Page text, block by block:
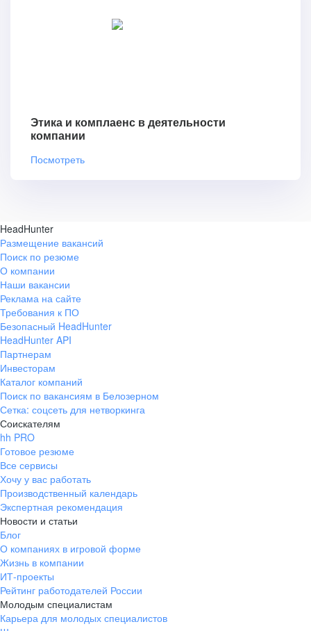
Этика и комплаенс в деятельности
компании
Посмотреть
HeadHunter
Размещение вакансий
Поиск по резюме
О компании
Наши вакансии
Реклама на сайте
Требования к ПО
Безопасный HeadHunter
HeadHunter API
Партнерам
Инвесторам
Каталог компаний
Поиск по вакансиям в Белозерном
Сетка: соцсеть для нетворкинга
Соискателям
hh PRO
Готовое резюме
Все сервисы
Хочу у вас работать
Производственный календарь
Экспертная рекомендация
Новости и статьи
Блог
О компаниях в игровой форме
Жизнь в компании
ИТ-проекты
Рейтинг работодателей России
Молодым специалистам
Карьера для молодых специалистов